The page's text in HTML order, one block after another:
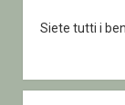
Siete tutti i